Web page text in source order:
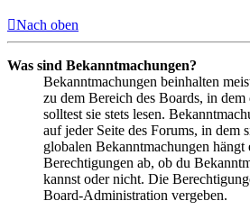
Nach oben
Was sind Bekanntmachungen?
Bekanntmachungen beinhalten
zu dem Bereich des Boards, in
solltest sie stets lesen.
auf jeder Seite des Forums, in dem
globalen Bekanntmachungen hängt
Berechtigungen ab, ob du
kannst oder nicht. Die
Board-Administration vergeben.